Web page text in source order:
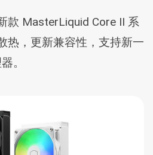
款 MasterLiquid Core II 系
热，更新兼容性，支持新一
。